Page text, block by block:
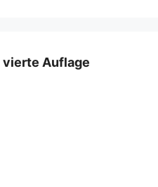
vierte Auflage